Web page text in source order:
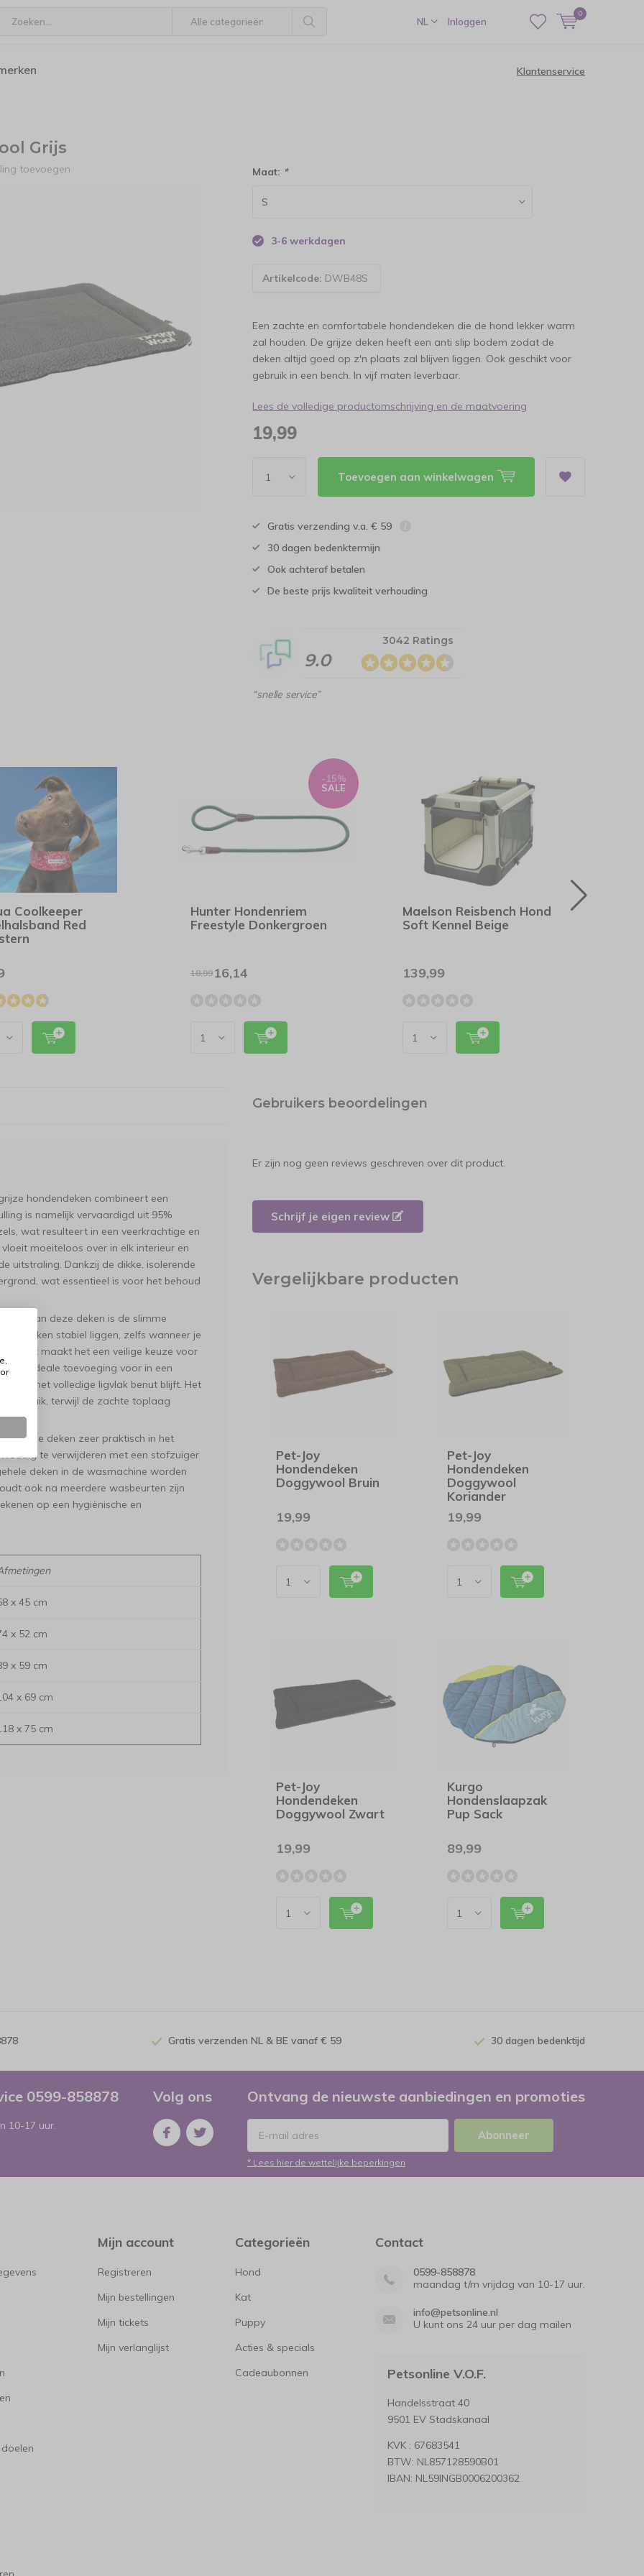
NL Inloggen
0
Klantenservice
Grijs
toevoegen Maat: *
3-6 werkdagen
Artikelcode: DWB48S
Een zachte en comfortabele hondendeken die de hond lekker warm
zal houden. De grijze deken heeft een anti slip bodem zodat de
deken altijd goed op z'n plaats zal blijven liggen. Ook geschikt voor
gebruik in een bench. In vijf maten leverbaar.
Lees de volledige productomschrijving en de maatvoering
19,99
Toevoegen aan winkelwagen
Gratis verzending v.a. € 59
30 dagen bedenktermijn
Ook achteraf betalen
De beste prijs kwaliteit verhouding
9.0
3042 Ratings
“snelle service”
Coolkeeper
Red
Hunter Hondenriem
Freestyle Donkergroen
-15%
SALE
18,9916,14
Maelson Reisbench Hond
Soft Kennel Beige
139,99
hondendeken combineert een
is namelijk vervaardigd uit 95%
wat resulteert in een veerkrachtige en
moeiteloos over in elk interieur en
uitstraling. Dankzij de dikke, isolerende
wat essentieel is voor het behoud
van deze deken is de slimme
de deken stabiel liggen, zelfs wanneer je
Dit maakt het een veilige keuze voor
een ideale toevoeging voor in een
het volledige ligvlak benut blijft. Het
gebruik, terwijl de zachte toplaag
is de deken zeer praktisch in het
te verwijderen met een stofzuiger
deken in de wasmachine worden
ook na meerdere wasbeurten zijn
op een hygiënische en
x 45 cm
x 52 cm
x 59 cm
x 69 cm
x 75 cm
Gebruikers beoordelingen
Er zijn nog geen reviews geschreven over dit product.
Schrijf je eigen review
Vergelijkbare producten
Pet-Joy
Hondendeken
Doggywool Bruin
19,99
Pet-Joy
Hondendeken
Doggywool
Koriander
19,99
Pet-Joy
Hondendeken
Doggywool Zwart
19,99
Kurgo
Hondenslaapzak
Pup Sack
89,99
Gratis verzenden NL & BE vanaf € 59 30 dagen bedenktijd
0599-858878
10-17 uur.
Volg ons Ontvang de nieuwste aanbiedingen en promoties
Abonneer
* Lees hier de wettelijke beperkingen
Mijn account
Registreren
Mijn bestellingen
Mijn tickets
Mijn verlanglijst
Categorieën
Hond
Kat
Puppy
Acties & specials
Cadeaubonnen
Contact
0599-858878
maandag t/m vrijdag van 10-17 uur.
info@petsonline.nl
U kunt ons 24 uur per dag mailen
Petsonline V.O.F.
Handelsstraat 40
9501 EV Stadskanaal
KVK : 67683541
BTW: NL857128590B01
IBAN: NL59INGB0006200362